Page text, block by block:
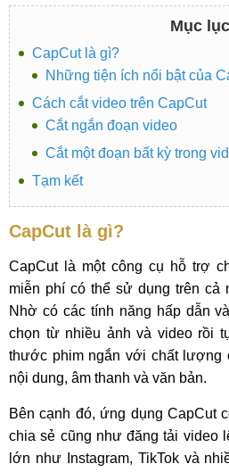
Mục lục
CapCut là gì?
Những tiện ích nổi bật của
Cách cắt video trên CapCut
Cắt ngắn đoạn video
Cắt một đoạn bất kỳ trong
Tạm kết
CapCut là gì?
CapCut là một công cụ hỗ trợ
miễn phí có thể sử dụng trên cả
Nhờ có các tính năng hấp dẫn
chọn từ nhiều ảnh và video rồi
thước phim ngắn với chất lượng
nội dung, âm thanh và văn bản.
Bên cạnh đó, ứng dụng CapCut
chia sẻ cũng như đăng tải video
lớn như Instagram, TikTok và